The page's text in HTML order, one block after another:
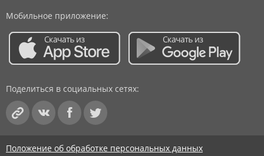
Мобильное приложение:
Поделиться в социальных сетях:
Положение об обработке персональных данных